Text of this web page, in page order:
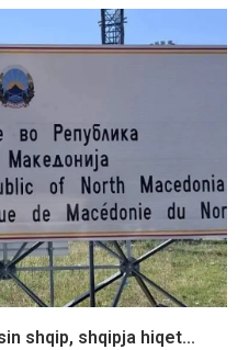
shqip, shqipja hiqet...